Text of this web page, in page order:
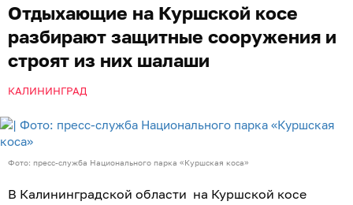
Отдыхающие на Куршской косе
разбирают защитные сооружения и
строят из них шалаши
КАЛИНИНГРАД
Фото: пресс-служба Национального парка «Куршская коса»
В Калининградской области на Куршской косе